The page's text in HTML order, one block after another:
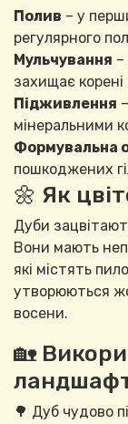
Полив – у
регулярного
Мульчування –
захищає корені
Підживлення
мінеральними
Формувальна
пошкоджених
🌼 Як
Дуби
Вони мають
які містять
утворюються
восени.
🏡
🌳 Дуб чудово